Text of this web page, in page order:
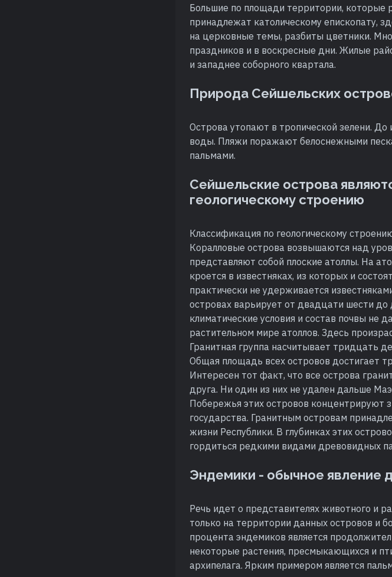
Большие по площади территории, которые
принадлежат католическому епископату,
на церковные темы, разбиты цветники.
праздников и в воскресные дни. Жилые
и западнее соборного квартала.
Природа Сейшельских
Острова утопают в тропической зелени.
воды. Пляжи поражают белоснежными
пальмами.
Сейшельские острова
геологическому строению
Классификация по геологическому
Коралловые острова возвышаются над
представляют собой плоские атоллы. На
кроется в известняках, из которых и
практически не удерживается
островах варьирует от двадцати шести
климатические условия и состав почвы не
растительном мире атоллов. Здесь
Гранитная группа насчитывает тридцать
Общая площадь всех островов достигает
Интересен тот факт, что все острова
друга. Ни один из них не удален дальше
Побережья этих островов концентрируют
государства. Гранитным островам
жизни Республики. В глубинках этих
гордиться редкими видами древовидных
Эндемики - обычное явление
Речь идет о представителях животного и
только на территории данных островов и
процента эндемиков является
некоторые растения, пресмыкающихся и
архипелага. Ярким примером является